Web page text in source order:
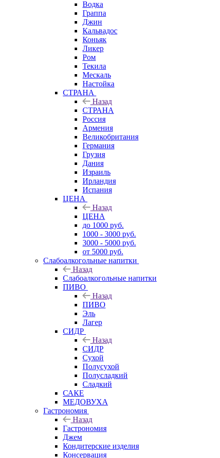
Водка
Граппа
Джин
Кальвадос
Коньяк
Ликер
Ром
Текила
Мескаль
Настойка
СТРАНА
Назад
СТРАНА
Россия
Армения
Великобритания
Германия
Грузия
Дания
Израиль
Ирландия
Испания
ЦЕНА
Назад
ЦЕНА
до 1000 руб.
1000 - 3000 руб.
3000 - 5000 руб.
от 5000 руб.
Слабоалкогольные напитки
Назад
Слабоалкогольные напитки
ПИВО
Назад
ПИВО
Эль
Лагер
СИДР
Назад
СИДР
Сухой
Полусухой
Полусладкий
Сладкий
САКЕ
МЕДОВУХА
Гастрономия
Назад
Гастрономия
Джем
Кондитерские изделия
Консервация